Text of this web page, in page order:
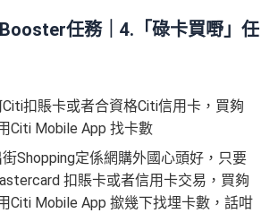
任務｜4.「碌卡買嘢」任
扣賬卡或者合資格Citi信用卡，買夠
Citi Mobile App 找卡數
Shopping定係網購外國心頭好，只要
扣賬卡或者信用卡交易，買夠
Citi Mobile App 撳幾下找埋卡數，話咁